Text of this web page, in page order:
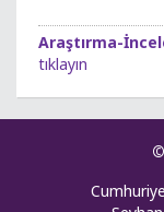
Araştırma-
tıklayın